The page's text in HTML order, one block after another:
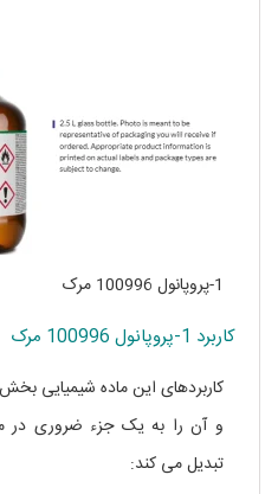
1-پروپانول 100996 مرک
کاربرد 1-پروپانول 100996 مرک
کاربردهای این ماده شیمیایی
و آن را به یک جزء ضروری در
تبدیل می کند: